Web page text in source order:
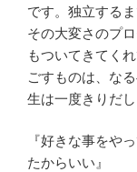
です。独立する
その大変さのプ
もついてきてく
ごすものは、な
生は一度きりだし
『好きな事をや
たからいい』